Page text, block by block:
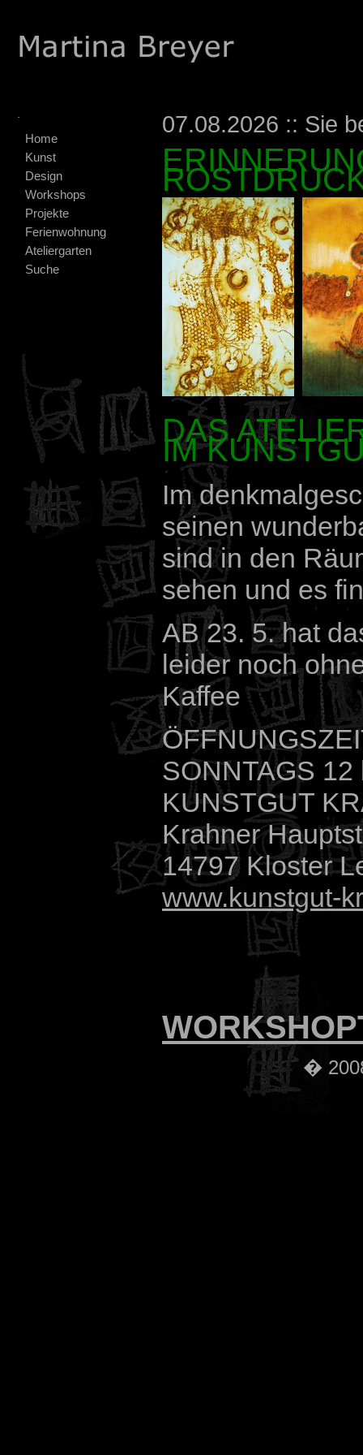
Home
Kunst
Design
Workshops
Projekte
Ferienwohnung
Ateliergarten
Suche
07.08.2026 :: Sie
DAS
IM
Im
seinen
sind in den
sehen und es
AB 23. 5. hat
leider noch
Kaffee
SONNTAGS
KUNSTGUT
Krahner
14797 Kloster
www.kunstgut-
�